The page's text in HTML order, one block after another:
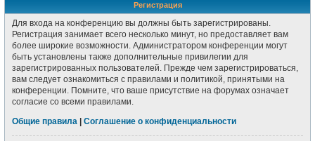
Регистрация
Для входа на конференцию вы должны быть зарегистрированы.
Регистрация занимает всего несколько минут, но предоставляет вам
более широкие возможности. Администратором конференции могут
быть установлены также дополнительные привилегии для
зарегистрированных пользователей. Прежде чем зарегистрироваться,
вам следует ознакомиться с правилами и политикой, принятыми на
конференции. Помните, что ваше присутствие на форумах означает
согласие со всеми правилами.
Общие правила
Соглашение о конфиденциальности